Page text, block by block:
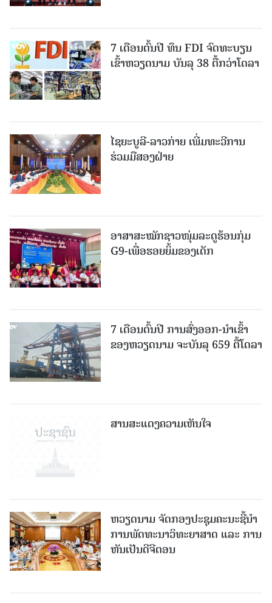
7 ເດືອນຕົ້ນ​ປີ ທຶນ FDI ຈົດ​ທະ​ບຽນ​
ເຂົ້າ​ຫວຽດ​ນາມ ບັນ​ລຸ 38 ຕື້ກວ່າໂດລາ
ໄຊຍະບູລີ-ລາວກ່າຍ​ ເພີ່ມ​ທະ​ວີ​ການ​
ຮ່ວມ​ມື​ສອງ​ຝ່າຍ
ອາສາສະໝັກຊາວໜຸ່ມລະດູຮ້ອນກຸ່ມ
G9-ເພື່ອຮອຍຍິ້ມຂອງເດັກ
7 ເດືອນຕົ້ນປີ ການສົ່ງອອກ-ນຳເຂົ້າ
ຂອງຫວຽດນາມ ຈະບັນລຸ 659 ຕື້ໂດລາ
ສານສະແດງຄວາມເຫັນໃຈ
ຫວຽດນາມ ຈັດກອງປະຊຸມຄະນະຊີ້ນຳ
ການພັດທະນາວິທະຍາສາດ ແລະ ການ
ຫັນເປັນດີຈີຕອນ